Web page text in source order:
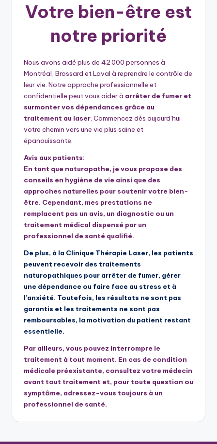
Votre bien-être est
notre priorité
Nous avons aidé plus de 42 000 personnes à
Montréal, Brossard et Laval à reprendre le contrôle de
leur vie. Notre approche professionnelle et
confidentielle peut vous aider à arrêter de fumer et
surmonter vos dépendances grâce au
traitement au laser. Commencez dès aujourd’hui
votre chemin vers une vie plus saine et
épanouissante.
Avis aux patients:
En tant que naturopathe, je vous propose des
conseils en hygiène de vie ainsi que des
approches naturelles pour soutenir votre bien-
être. Cependant, mes prestations ne
remplacent pas un avis, un diagnostic ou un
traitement médical dispensé par un
professionnel de santé qualifié.
De plus, à la Clinique Thérapie Laser, les patients
peuvent recevoir des traitements
naturopathiques pour arrêter de fumer, gérer
une dépendance ou faire face au stress et à
l’anxiété. Toutefois, les résultats ne sont pas
garantis et les traitements ne sont pas
remboursables, la motivation du patient restant
essentielle.
Par ailleurs, vous pouvez interrompre le
traitement à tout moment. En cas de condition
médicale préexistante, consultez votre médecin
avant tout traitement et, pour toute question ou
symptôme, adressez-vous toujours à un
professionnel de santé.